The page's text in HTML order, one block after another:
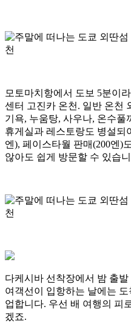
모토마치항에서 도보 5분이
센터 고진카 온천. 일반 온천
기욕, 누움탕, 사우나, 온수
휴게실과 레스토랑도 병설되
엔), 페이스타월 판매(200엔)
않아도 쉽게 방문할 수 있습
다케시바 선착장에서 밤 출
여객선이 입항하는 날에는
업합니다. 우선 배 여행의 피
겠죠.